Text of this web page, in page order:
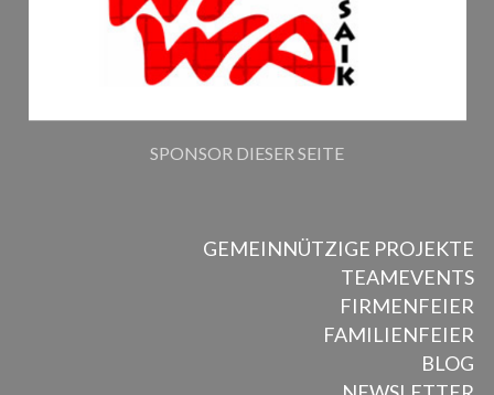
SPONSOR DIESER SEITE
GEMEINNÜTZIGE PROJEKTE
TEAMEVENTS
FIRMENFEIER
FAMILIENFEIER
BLOG